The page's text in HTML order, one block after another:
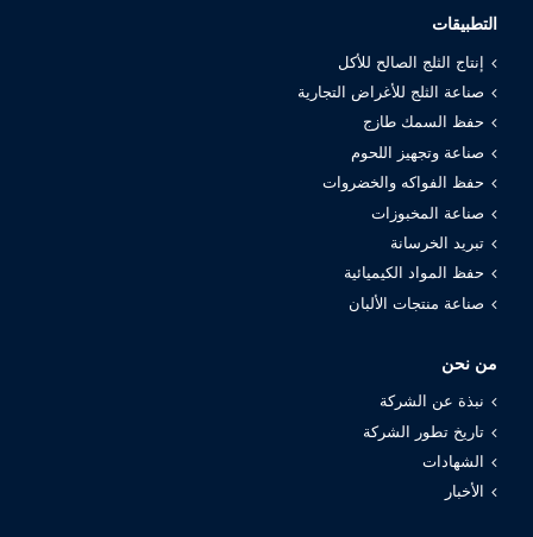
التطبيقات
إنتاج الثلج الصالح للأكل
صناعة الثلج للأغراض التجارية
حفظ السمك طازج
صناعة وتجهيز اللحوم
حفظ الفواكه والخضروات
صناعة المخبوزات
تبريد الخرسانة
حفظ المواد الكيميائية
صناعة منتجات الألبان
من نحن
نبذة عن الشركة
تاريخ تطور الشركة
الشهادات
الأخبار